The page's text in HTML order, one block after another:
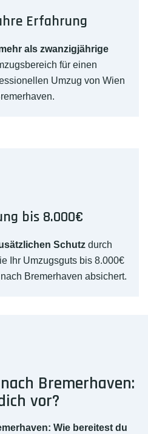
Erfahrung
als zwanzigjährige
für einen
Umzug von Wien
bis 8.000€
Schutz durch
Ihr Umzugsguts bis 8.000€
Bremerhaven absichert.
Bremerhaven:
vor?
Wie bereitest du